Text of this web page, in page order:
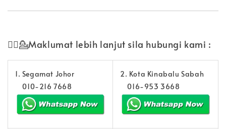
💁‍♀️💁Maklumat lebih lanjut sila hubungi kami :
1. Segamat Johor
010-216 7668
2. Kota Kinabalu Sabah
016-953 3668